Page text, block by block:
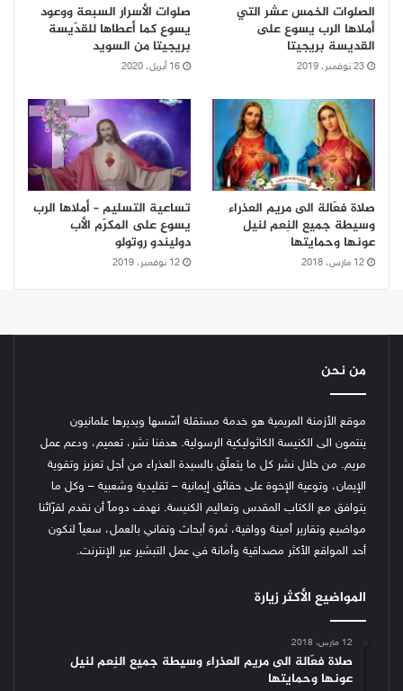
الصلوات الخمس عشر التي
أملاها الرب يسوع على
القديسة بريجيتا
23 نوفمبر، 2019
صلوات الأسرار السبعة ووعود
يسوع كما أعطاها للقدّيسة
بريجيتا من السويد
16 أبريل، 2020
صلاة فعّالة الى مريم العذراء
وسيطة جميع النِعم لنيل
عونها وحمايتها
12 مارس، 2018
تساعية التسليم – أملاها الرب
يسوع على المكرّم الأب
دوليندو روتولو
12 نوفمبر، 2019
من نحن
موقع الأزمنة المريمية هو خدمة مستقلة أسّسها ويديرها علمانيون
ينتمون الى الكنيسة الكاثوليكية الرسولية. هدفنا نشر، تعميم، ودعم عمل
مريم. من خلال نشر كل ما يتعلّق بالسيدة العذراء من أجل تعزيز وتقوية
الإيمان، وتوعية الإخوة على حقائق إيمانية – تقليدية وشعبية – وكل ما
يتوافق مع الكتاب المقدس وتعاليم الكنيسة. نهدف دوماً أن نقدم لقرّائنا
مواضيع وتقارير أمينة ووافية، ثمرة أبحاث وتفاني بالعمل، سعياً لنكون
أحد المواقع الأكثر مصداقية وأمانة في عمل التبشير عبر الإنترنت.
المواضيع الأكثر زيارة
12 مارس، 2018
صلاة فعّالة الى مريم العذراء وسيطة جميع النِعم لنيل
عونها وحمايتها